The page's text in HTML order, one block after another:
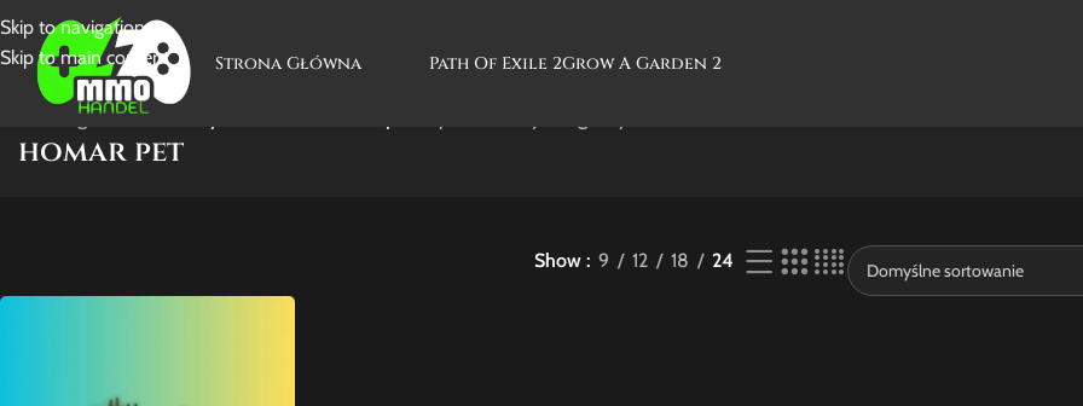
Skip to navigation
Skip to main content
Strona Główna Path Of Exile 2Grow A Garden 2
Strona główna/Produkty oznaczone “homar pet”
homar pet
Show 9 12 18 24